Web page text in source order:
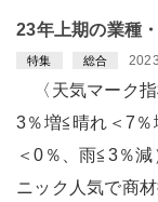
23年上期の業種
特集 総合
〈天気マーク
3％増≦晴れ＜7％
＜0％、雨
ニック人気で商